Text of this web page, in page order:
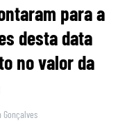
para a
desta data
no valor da
Gonçalves